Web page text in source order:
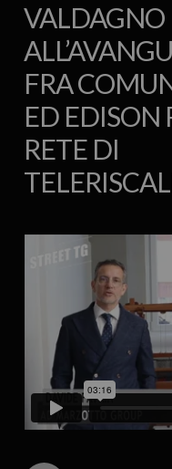
VALDAGNO
FRA
ED EDISON
RETE DI